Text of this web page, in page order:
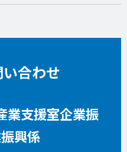
合わせ
業支援室企業振
興係